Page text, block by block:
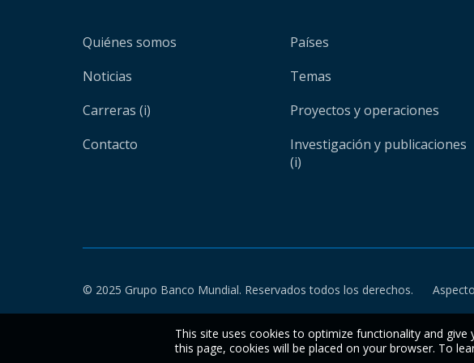
Quiénes somos
Noticias
Carreras (i)
Contacto
Países
Temas
Proyectos y operaciones
Investigación y publicaciones
(i)
© 2025 Grupo Banco Mundial. Reservados todos los derechos.
This site uses cookies to optimize functionality and
this page, cookies will be placed on your browser. To